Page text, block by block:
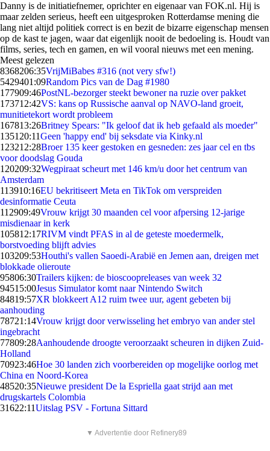
Danny is de initiatiefnemer, oprichter en eigenaar van FOK.nl. Hij is
maar zelden serieus, heeft een uitgesproken Rotterdamse mening die
lang niet altijd politiek correct is en bezit de bizarre eigenschap mensen
op de kast te jagen, waar dat eigenlijk nooit de bedoeling is. Houdt van
films, series, tech en gamen, en wil vooral nieuws met een mening.
Meest gelezen
8368206:35VrijMiBabes #316 (not very sfw!)
5429401:09Random Pics van de Dag #1980
177909:46PostNL-bezorger steekt bewoner na ruzie over pakket
173712:42VS: kans op Russische aanval op NAVO-land groeit,
munitietekort wordt probleem
167813:26Britney Spears: "Ik geloof dat ik heb gefaald als moeder"
1351 20:11Geen 'happy end' bij seksdate via Kinky.nl
123212:28Broer 135 keer gestoken en gesneden: zes jaar cel en tbs
voor doodslag Gouda
120209:32Wegpiraat scheurt met 146 km/u door het centrum van
Amsterdam
113910:16EU bekritiseert Meta en TikTok om verspreiden
desinformatie Ceuta
112909:49Vrouw krijgt 30 maanden cel voor afpersing 12-jarige
misdienaar in kerk
105812:17RIVM vindt PFAS in al de geteste moedermelk,
borstvoeding blijft advies
103209:53Houthi's vallen Saoedi-Arabië en Jemen aan, dreigen met
blokkade olieroute
95806:30Trailers kijken: de bioscoopreleases van week 32
94515:00Jesus Simulator komt naar Nintendo Switch
84819:57XR blokkeert A12 ruim twee uur, agent gebeten bij
aanhouding
78721:14Vrouw krijgt door verwisseling het embryo van ander stel
ingebracht
77809:28Aanhoudende droogte veroorzaakt scheuren in dijken Zuid-
Holland
70923:46Hoe 30 landen zich voorbereiden op mogelijke oorlog met
China en Noord-Korea
48520:35Nieuwe president De la Espriella gaat strijd aan met
drugskartels Colombia
31622:11Uitslag PSV - Fortuna Sittard
▼ Advertentie door Refinery89